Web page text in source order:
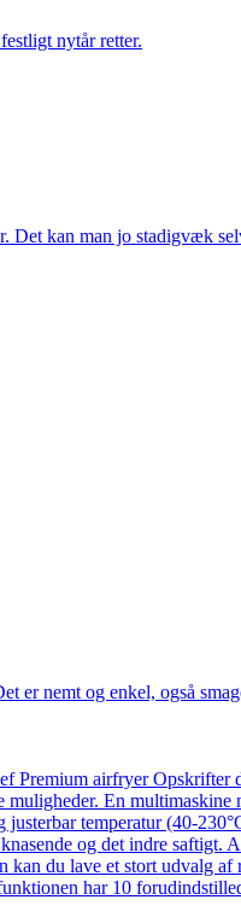
nytår retter.
Det kan man jo stadigvæk
er nemt og enkel, også
Premium airfryer Opskrifter
En
temperatur (40-
og det indre
du lave et stort udvalg
har 10